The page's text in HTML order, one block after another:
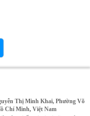
Thị Minh Khai, Phường Võ
Chí Minh, Việt Nam